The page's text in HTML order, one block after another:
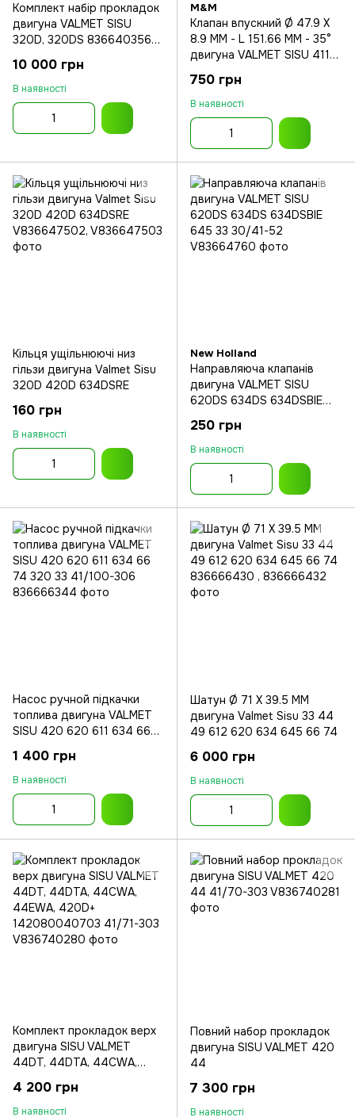
Комплект набір прокладок
двигуна VALMET SISU
320D, 320DS 836640356
10 000 грн
В наявності
M&M
Клапан впускний Ø 47.9 X
8.9 MM - L 151.66 MM - 35°
двигуна VALMET SISU 411
74
750 грн
В наявності
Кільця ущільнюючі низ
гільзи двигуна Valmet Sisu
320D 420D 634DSRE
160 грн
В наявності
New Holland
Направляюча клапанів
двигуна VALMET SISU
620DS 634DS 634DSBIE
250 грн
В наявності
Насос ручной підкачки
топлива двигуна VALMET
SISU 420 620 611 634 66
1 400 грн
В наявності
Шатун Ø 71 X 39.5 MM
двигуна Valmet Sisu 33 44
49 612 620 634 645 66 74
6 000 грн
В наявності
Комплект прокладок верх
двигуна SISU VALMET
44DT, 44DTA, 44CWA,
142080040703
4 200 грн
В наявності
Повний набор прокладок
двигуна SISU VALMET 420
44
7 300 грн
В наявності